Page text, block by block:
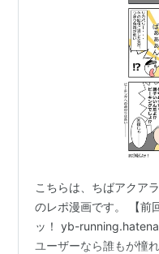
こちらは、ちばアクア
のレポ漫画です。 【前
ッ！ yb-
ユーザーなら誰もが憧